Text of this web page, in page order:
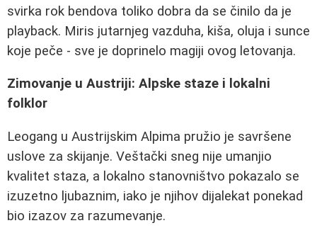
svirka rok bendova toliko dobra da se činilo da je
playback. Miris jutarnjeg vazduha, kiša, oluja i sunce
koje peče - sve je doprinelo magiji ovog letovanja.
Zimovanje u Austriji: Alpske staze i lokalni
folklor
Leogang u Austrijskim Alpima pružio je savršene
uslove za skijanje. Veštački sneg nije umanjio
kvalitet staza, a lokalno stanovništvo pokazalo se
izuzetno ljubaznim, iako je njihov dijalekat ponekad
bio izazov za razumevanje.